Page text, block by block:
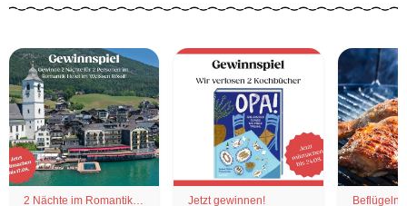
2 Nächte im Romantik Jetzt gewinnen!